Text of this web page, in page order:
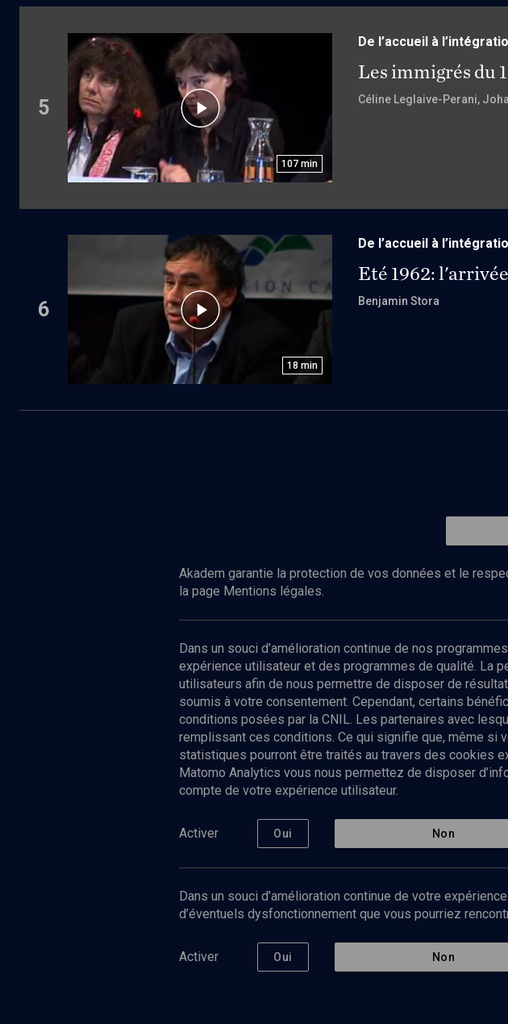
5
107 min
De l’accueil à
Les immigrés du
Céline Leglaive-Perani,
6
18 min
De l’accueil à
Eté 1962:
Benjamin Stora
Abonnez-vous à
Nos Chaines
Culture
Limoud
Université
Podcast
Akadem garantie la protection de vos données et le
la page Mentions légales.
Dans un souci d’amélioration continue de nos
expérience utilisateur et des programmes de qualité. La
utilisateurs afin de nous permettre de disposer de
soumis à votre consentement. Cependant, certains
conditions posées par la CNIL. Les partenaires avec
remplissant ces conditions. Ce qui signifie que, même si
statistiques pourront être traités au travers des cookies
Matomo Analytics vous nous permettez de disposer
compte de votre expérience utilisateur.
Activer Oui Non
Dans un souci d’amélioration continue de votre
d’éventuels dysfonctionnement que vous pourriez
Activer Oui Non